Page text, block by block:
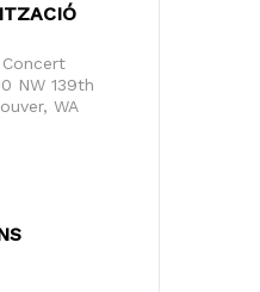
NW 139th
WA